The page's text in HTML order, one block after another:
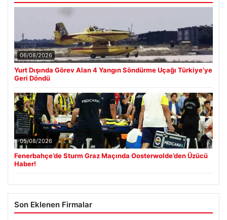
06/08/2026
Yurt Dışında Görev Alan 4 Yangın Söndürme Uçağı Türkiye’ye
Geri Döndü
05/08/2026
Fenerbahçe’de Sturm Graz Maçında Oosterwolde’den Üzücü
Haber!
Son Eklenen Firmalar